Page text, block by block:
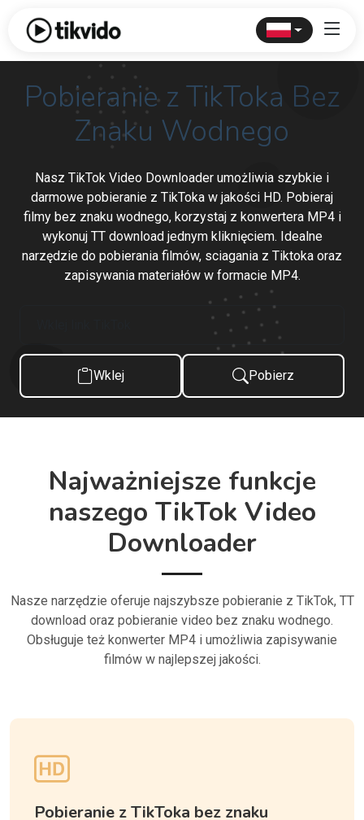
Pobieranie z TikToka Bez
Znaku Wodnego
Nasz TikTok Video Downloader umożliwia szybkie i
darmowe pobieranie z TikToka w jakości HD. Pobieraj
filmy bez znaku wodnego, korzystaj z konwertera MP4 i
wykonuj TT download jednym kliknięciem. Idealne
narzędzie do pobierania filmów, sciagania z Tiktoka oraz
zapisywania materiałów w formacie MP4.
Wklej Pobierz
Najważniejsze funkcje
naszego TikTok Video
Downloader
Nasze narzędzie oferuje najszybsze pobieranie z TikTok, TT
download oraz pobieranie video bez znaku wodnego.
Obsługuje też konwerter MP4 i umożliwia zapisywanie
filmów w najlepszej jakości.
Pobieranie z TikToka bez znaku